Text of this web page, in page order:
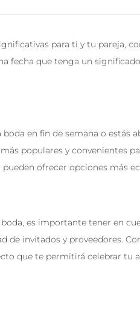
para ti y tu pareja,
fecha que tenga un
boda en fin de semana o estás
populares y convenientes
pueden ofrecer opciones más
es importante tener en
de invitados y proveedores.
que te permitirá celebrar tu